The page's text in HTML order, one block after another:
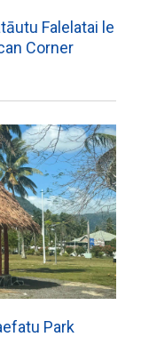
Falelatai le
Corner
Park